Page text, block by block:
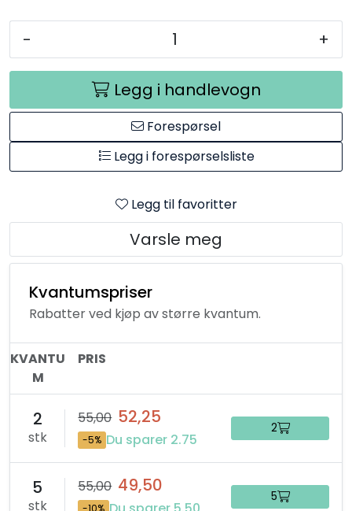
- +
Legg i handlevogn
Forespørsel
Legg i forespørselsliste
Legg til favoritter
Varsle meg
Kvantumspriser
Rabatter ved kjøp av større kvantum.
KVANTU
M
PRIS
2
stk
55,00 52,25
-5% Du sparer 2.75
2
5
stk
55,00 49,50
-10%
5